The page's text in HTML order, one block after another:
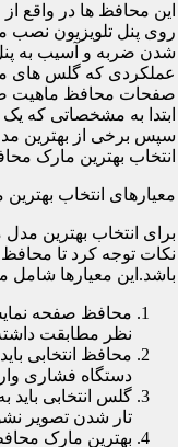
این محافظ ها در
روی پنل تلویزیون نصب
شدن ضربه و آسیب به
عملکردی که گلس های
صفحات محافظ ماهیت
ابتدا به مشخصاتی که
سپس برخی از بهترین
انتخاب بهترین مارک
معیارهای انتخاب
برای انتخاب بهترین
نکات توجه کرد تا محافظ
باشد.این معیارها شامل
محافظ صفحه نمایش
نظر مطابقت
محافظ انتخابی
دستگاه فشاری
گلس انتخابی
تار شدن تصویر
بهترین مارک